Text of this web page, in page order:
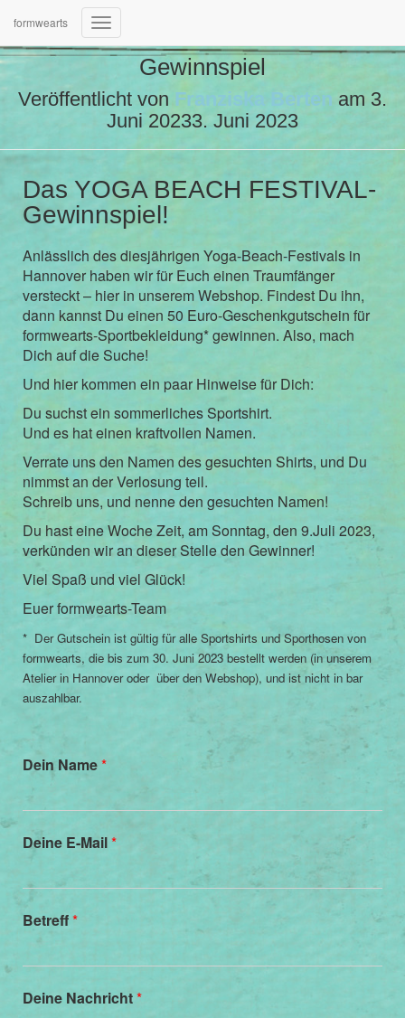
formwearts
Navigation
umschaltenGewinnspiel
Veröffentlicht von Franziska Berten am 3.
Juni 20233. Juni 2023
Das YOGA BEACH FESTIVAL-
Gewinnspiel!
Anlässlich des diesjährigen Yoga-Beach-Festivals in
Hannover haben wir für Euch einen Traumfänger
versteckt – hier in unserem Webshop. Findest Du ihn,
dann kannst Du einen 50 Euro-Geschenkgutschein für
formwearts-Sportbekleidung* gewinnen. Also, mach
Dich auf die Suche!
Und hier kommen ein paar Hinweise für Dich:
Du suchst ein sommerliches Sportshirt.
Und es hat einen kraftvollen Namen.
Verrate uns den Namen des gesuchten Shirts, und Du
nimmst an der Verlosung teil.
Schreib uns, und nenne den gesuchten Namen!
Du hast eine Woche Zeit, am Sonntag, den 9.Juli 2023,
verkünden wir an dieser Stelle den Gewinner!
Viel Spaß und viel Glück!
Euer formwearts-Team
* Der Gutschein ist gültig für alle Sportshirts und Sporthosen von
formwearts, die bis zum 30. Juni 2023 bestellt werden (in unserem
Atelier in Hannover oder über den Webshop), und ist nicht in bar
auszahlbar.
Dein Name*
Deine E-Mail*
Betreff*
Deine Nachricht*